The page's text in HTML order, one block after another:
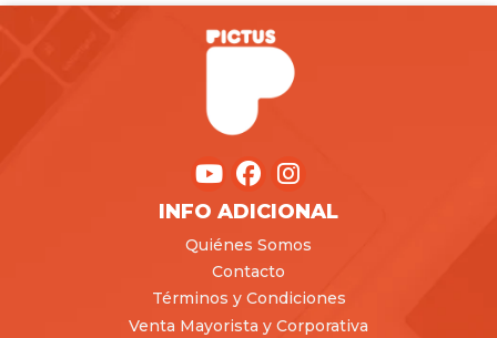
INFO ADICIONAL
Quiénes Somos
Contacto
Términos y Condiciones
Venta Mayorista y Corporativa